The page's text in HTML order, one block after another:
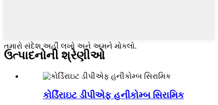
તમારો સંદેશ અહીં લખો અને અમને મોકલો.
ઉત્પાદનોની શ્રેણીઓ
કોર્ડિરાઇટ ડીપીએફ હનીકોમ્બ સિરામિક